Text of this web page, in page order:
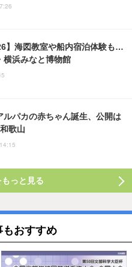
】海図教室や船内宿泊体験も…
横浜みなと博物館
ルパカの赤ちゃん誕生、公開は
歌山
っと見る
もおすすめ